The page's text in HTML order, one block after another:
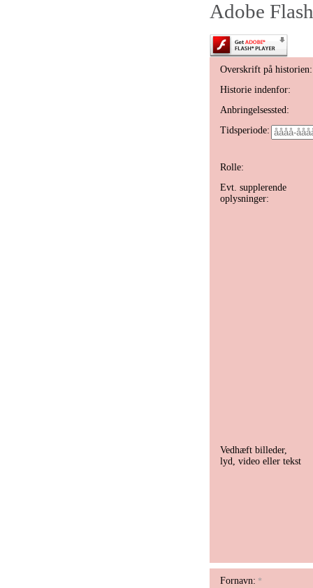
Adobe
Overskrift på historien:
Historie indenfor:
Anbringelsessted:
Tidsperiode:
Rolle:
Evt. supplerende
oplysninger:
Vedhæft billeder,
lyd, video eller tekst
Fornavn: *